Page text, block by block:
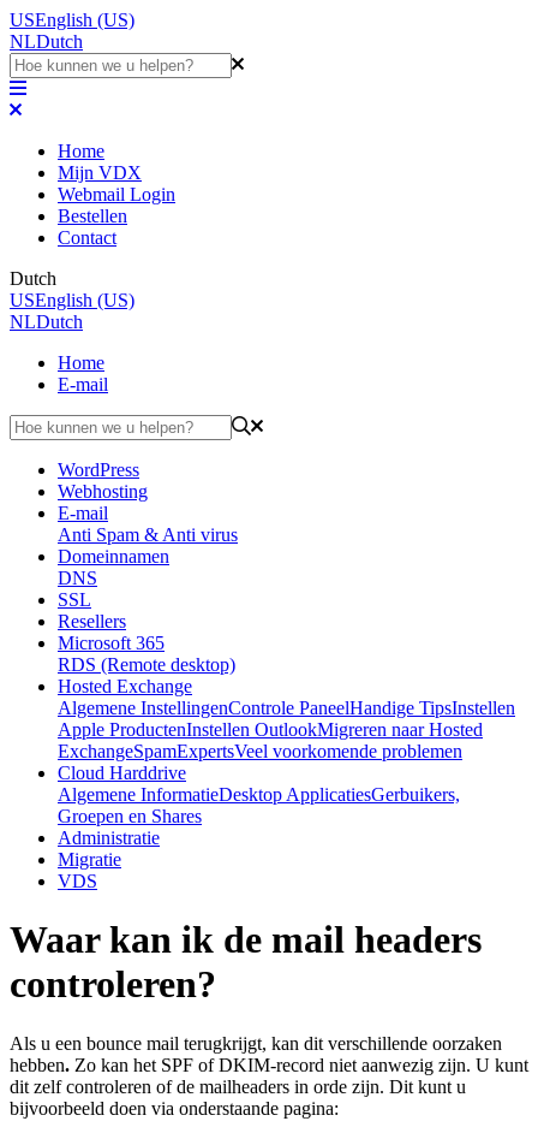
USEnglish (US)
NLDutch
Home
Mijn VDX
Webmail Login
Bestellen
Contact
Dutch
USEnglish (US)
NLDutch
Home
E-mail
WordPress
Webhosting
E-mail
Anti Spam & Anti virus
Domeinnamen
DNS
SSL
Resellers
Microsoft 365
RDS (Remote desktop)
Hosted Exchange
Algemene InstellingenControle PaneelHandige TipsInstellen
Apple ProductenInstellen OutlookMigreren naar Hosted
ExchangeSpamExpertsVeel voorkomende problemen
Cloud Harddrive
Algemene InformatieDesktop ApplicatiesGerbuikers,
Groepen en Shares
Administratie
Migratie
VDS
Waar kan ik de mail headers
controleren?
Als u een bounce mail terugkrijgt, kan dit verschillende oorzaken
hebben. Zo kan het SPF of DKIM-record niet aanwezig zijn. U kunt
dit zelf controleren of de mailheaders in orde zijn. Dit kunt u
bijvoorbeeld doen via onderstaande pagina: